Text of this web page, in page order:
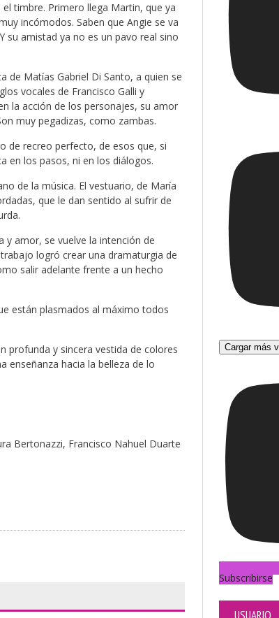
timbre. Primero llega Martin, que ya
incómodos. Saben que Angie se va
su amistad ya no es un pavo real sino
de Matías Gabriel Di Santo, a quien se
vocales de Francisco Galli y
la acción de los personajes, su amor
muy pegadizas, como zambas.
de recreo perfecto, de esos que, si
en los pasos, ni en los diálogos.
de la música. El vestuario, de María
que le dan sentido al sufrir de
y amor, se vuelve la intención de
logró crear una dramaturgia de
salir adelante frente a un hecho
están plasmados al máximo todos
profunda y sincera vestida de colores
enseñanza hacia la belleza de lo
Bertonazzi, Francisco Nahuel Duarte
Cargar más
Subscribirse